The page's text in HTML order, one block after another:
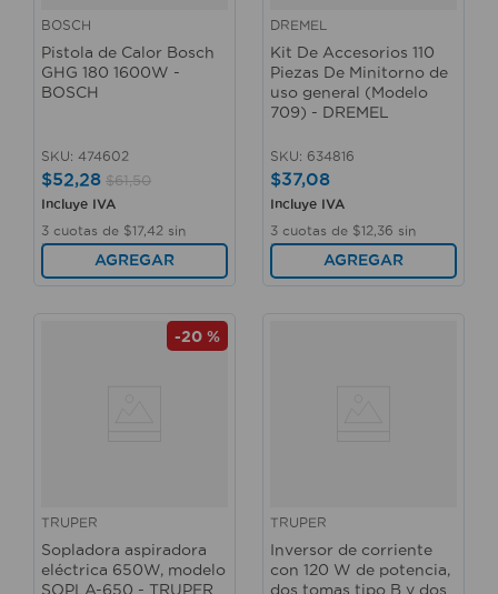
BOSCH
Pistola de Calor Bosch
GHG 180 1600W -
BOSCH
SKU: 474602
$52,28 $61,50
Incluye IVA
3 cuotas de $17,42 sin
interés
AGREGAR
DREMEL
Kit De Accesorios 110
Piezas De Minitorno de
uso general (Modelo
709) - DREMEL
SKU: 634816
$37,08
Incluye IVA
3 cuotas de $12 36 sin
interés
AGREGAR
-20 %
TRUPER
Sopladora aspiradora
eléctrica 650W, modelo
SOPLA-650 - TRUPER
TRUPER
Inversor de corriente
con 120 W de potencia,
dos tomas tipo B y dos